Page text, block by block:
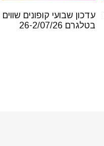
עדכון שבועי קופונים שווים
בטלגרם 26-2/07/26